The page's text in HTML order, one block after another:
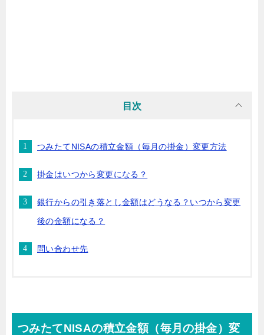
目次
つみたてNISAの積立金額（毎月の掛金）変更方法
掛金はいつから変更になる？
銀行からの引き落とし金額はどうなる？いつから変更
後の金額になる？
問い合わせ先
つみたてNISAの積立金額（毎月の掛金）変